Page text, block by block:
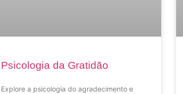
Psicologia da Gratidão
Explore a psicologia do agradecimento e